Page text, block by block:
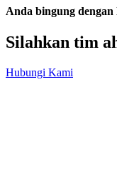
Anda bingung
Silahkan tim
Hubungi Kami